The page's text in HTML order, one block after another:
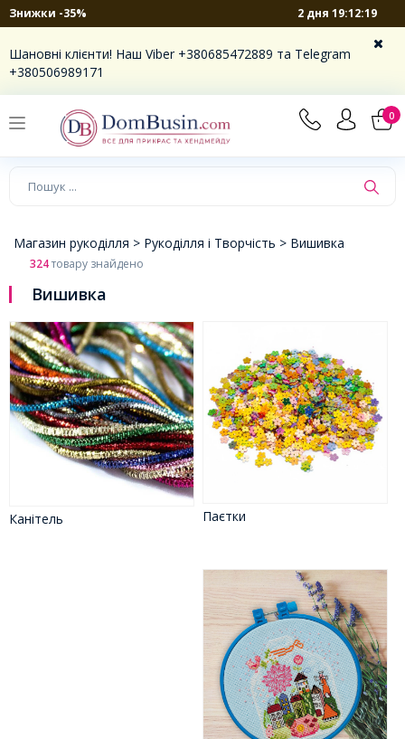
Знижки -35% 2 дня 19:12:19
Шановні клієнти! Наш Viber +380685472889 та Telegram
+380506989171
0
×
Магазин рукоділля > Рукоділля і Творчість > Вишивка
324товару знайдено
Вишивка
Канітель Паєтки